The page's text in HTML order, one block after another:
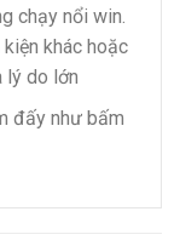
chạy nổi win.
khác hoặc
lý do lớn
đấy như bấm